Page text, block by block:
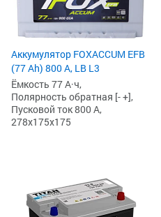
Аккумулятор FOXACCUM EFB
(77 Ah) 800 А, LB L3
Ёмкость 77 А·ч,
Полярность обратная [- +],
Пусковой ток 800 А,
278x175x175